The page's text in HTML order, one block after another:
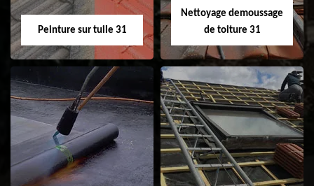
Peinture sur tuile 31
Peinture sur tuile
31
Nettoyage demoussage
de toiture 31
Nettoyage
demoussage de
toiture 31